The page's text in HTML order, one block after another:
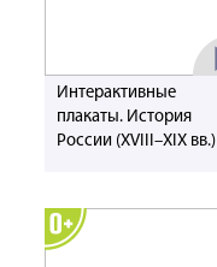
Интерактивные
плакаты. История
России (XVIII–XIX вв.)